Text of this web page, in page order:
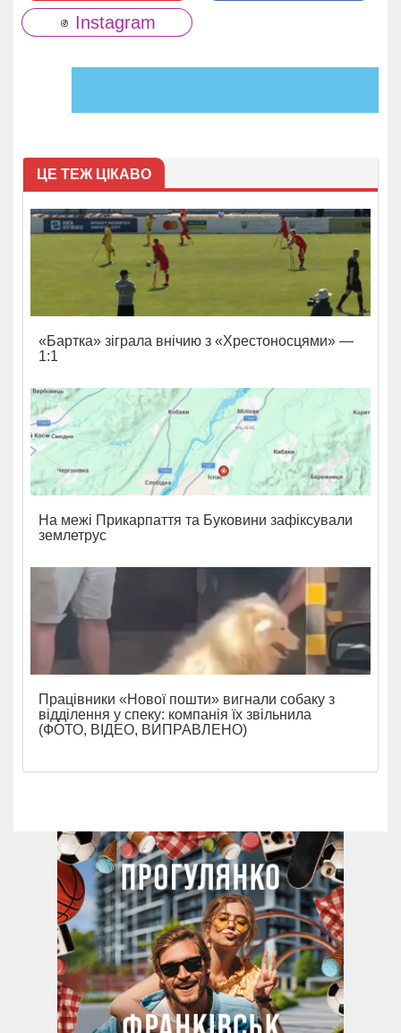
Instagram
ЦЕ ТЕЖ ЦІКАВО
«Бартка» зіграла внічию з «Хрестоносцями» —
1:1
На межі Прикарпаття та Буковини зафіксували
землетрус
Працівники «Нової пошти» вигнали собаку з
відділення у спеку: компанія їх звільнила
(ФОТО, ВІДЕО, ВИПРАВЛЕНО)